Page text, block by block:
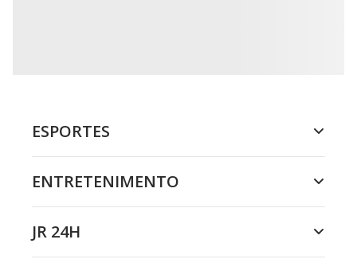
ESPORTES
ENTRETENIMENTO
JR 24H